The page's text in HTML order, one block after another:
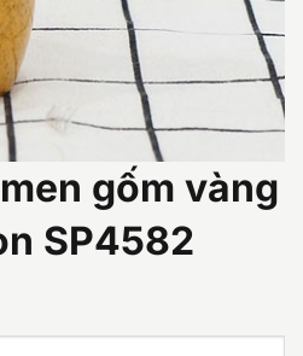
gốm vàng
SP4582